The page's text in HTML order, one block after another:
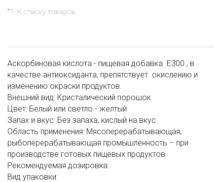
К списку товаров
Аскорбиновая кислота - пищевая добавка Е300 , в
качестве антиоксиданта, препятствует окислению и
изменению окраски продуктов.
Внешний вид: Кристалический порошок
Цвет: Белый или светло - желтый
Запах и вкус: Без запаха, кислый на вкус
Область применения: Мясоперерабатывающая,
рыбоперерабатывающая промышленность – при
производстве готовых пищевых продуктов.
Рекомендуемая дозировка:
Вид упаковки: